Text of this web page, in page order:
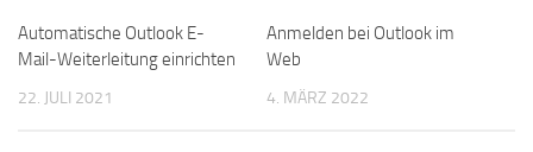
Automatische Outlook E-
Mail-Weiterleitung einrichten
22. JULI 2021
Anmelden bei Outlook im
Web
4. MÄRZ 2022